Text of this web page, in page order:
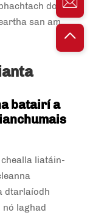
do na
san am
batairí a
liatáin-
dtarlaíodh
laghad